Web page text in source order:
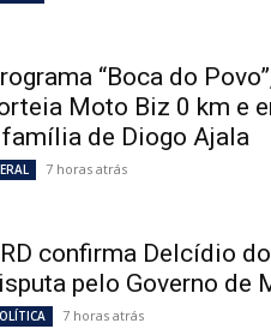
“Boca do
Moto Biz 0 km e
família de Diogo Ajala
7 horas atrás
confirma Delcídio
pelo Governo de
7 horas atrás